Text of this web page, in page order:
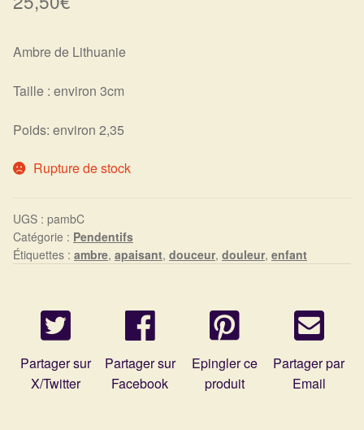
Pierres
Harmonisation
Harmonisation de l’être
Harmonisation des lieux
Soin beauté
Sels de bain
Encens
Déco
Ésotérisme : les pratiques spirituelles du monde invisible
Ambre de Lithuanie
Taille : environ 3cm
Poids: environ 2,35
Rupture de stock
UGS : pambC
Catégorie : Pendentifs
Étiquettes : ambre, apaisant, douceur, douleur, enfant
Partager sur
X/Twitter
Partager sur
Facebook
Epingler ce
produit
Partager par
Email